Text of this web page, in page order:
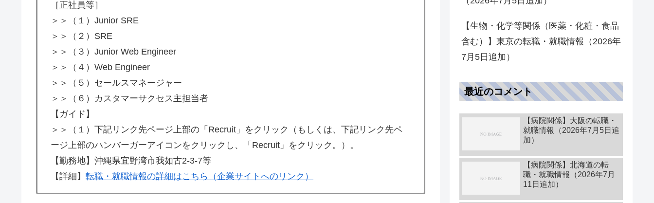
［正社員等］
＞＞（１）Junior SRE
＞＞（２）SRE
＞＞（３）Junior Web Engineer
＞＞（４）Web Engineer
＞＞（５）セールスマネージャー
＞＞（６）カスタマーサクセス主担当者
【ガイド】
＞＞（１）下記リンク先ページ上部の「Recruit」をクリック（もしくは、下記リンク先ペ
ージ上部のハンバーガーアイコンをクリックし、「Recruit」をクリック。）。
【勤務地】沖縄県宜野湾市我如古2-3-7等
【詳細】 転職・就職情報の詳細はこちら（企業サイトへのリンク）
【生物・化学等関係（医薬・化粧・食品
含む）】東京の転職・就職情報（2026年
7月5日追加）
最近のコメント
【病院関係】大阪の転職・
就職情報（2026年7月5日追
加）
【病院関係】北海道の転
職・就職情報（2026年7月
11日追加）